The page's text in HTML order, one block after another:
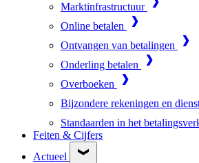
Marktinfrastructuur
Online betalen
Ontvangen van betalingen
Onderling betalen
Overboeken
Bijzondere rekeningen en
Standaarden in het
Feiten & Cijfers
Actueel